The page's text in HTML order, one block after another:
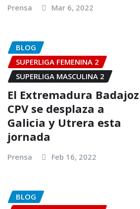
Prensa Mar 6, 2022
BLOG
SUPERLIGA FEMENINA 2
SUPERLIGA MASCULINA 2
El Extremadura Badajoz
CPV se desplaza a
Galicia y Utrera esta
jornada
Prensa Feb 16, 2022
BLOG